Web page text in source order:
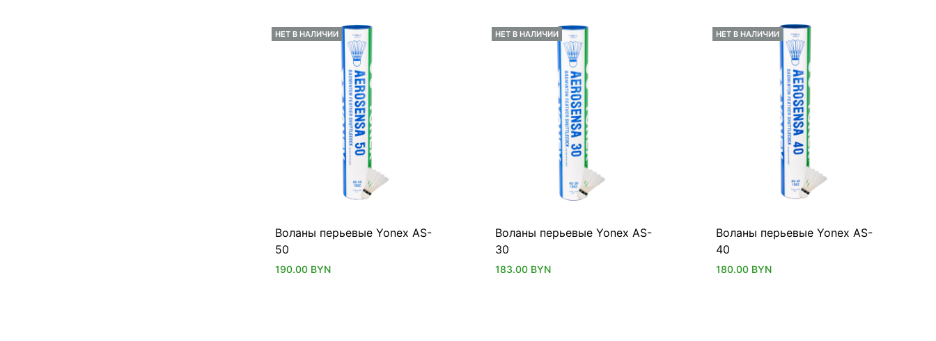
НЕТ В НАЛИЧИИ
Воланы перьевые Yonex AS-
50
190.00 BYN
НЕТ В НАЛИЧИИ
Воланы перьевые Yonex AS-
30
183.00 BYN
НЕТ В НАЛИЧИИ
Воланы перьевые Yonex AS-
40
180.00 BYN